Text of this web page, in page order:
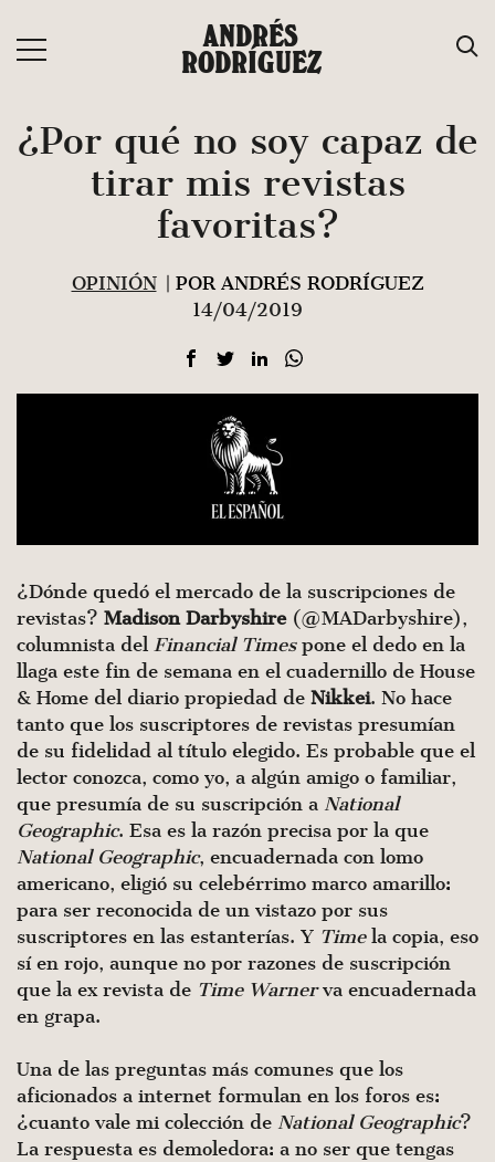
contenido
ANDRÉS
RODRÍGUEZ
¿Por qué no soy capaz de
tirar mis revistas
favoritas?
OPINIÓN
| POR ANDRÉS RODRÍGUEZ
14/04/2019
¿Dónde quedó el mercado de la suscripciones de
revistas? Madison Darbyshire(@MADarbyshire),
columnista del Financial Timespone el dedo en la
llaga este fin de semana en el cuadernillo de House
& Home del diario propiedad de Nikkei. No hace
tanto que los suscriptores de revistas presumían
de su fidelidad al título elegido. Es probable que el
lector conozca, como yo, a algún amigo o familiar,
que presumía de su suscripción a National
Geographic. Esa es la razón precisa por la que
National Geographic, encuadernada con lomo
americano, eligió su celebérrimo marco amarillo:
para ser reconocida de un vistazo por sus
suscriptores en las estanterías. Y Timela copia, eso
sí en rojo, aunque no por razones de suscripción
que la ex revista de Time Warnerva encuadernada
en grapa.
Una de las preguntas más comunes que los
aficionados a internet formulan en los foros es:
¿cuanto vale mi colección de National Geographic?
La respuesta es demoledora: a no ser que tengas